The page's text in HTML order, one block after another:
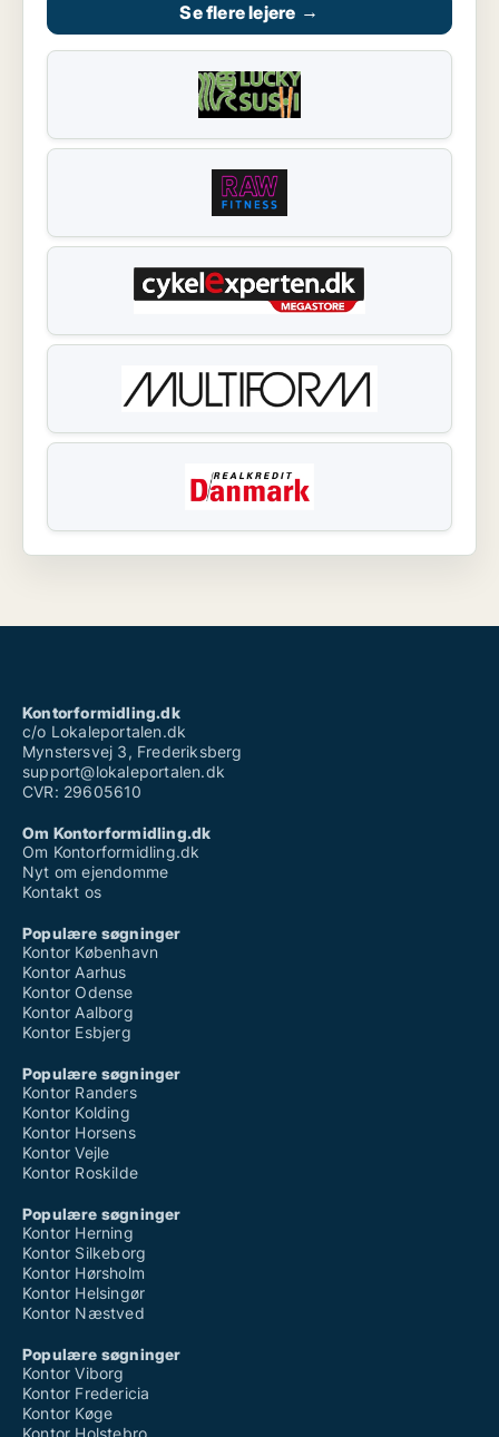
Se flere lejere →
Kontorformidling.dk
c/o Lokaleportalen.dk
Mynstersvej 3, Frederiksberg
support@lokaleportalen.dk
CVR: 29605610
Om Kontorformidling.dk
Om Kontorformidling.dk
Nyt om ejendomme
Kontakt os
Populære søgninger
Kontor København
Kontor Aarhus
Kontor Odense
Kontor Aalborg
Kontor Esbjerg
Populære søgninger
Kontor Randers
Kontor Kolding
Kontor Horsens
Kontor Vejle
Kontor Roskilde
Populære søgninger
Kontor Herning
Kontor Silkeborg
Kontor Hørsholm
Kontor Helsingør
Kontor Næstved
Populære søgninger
Kontor Viborg
Kontor Fredericia
Kontor Køge
Kontor Holstebro